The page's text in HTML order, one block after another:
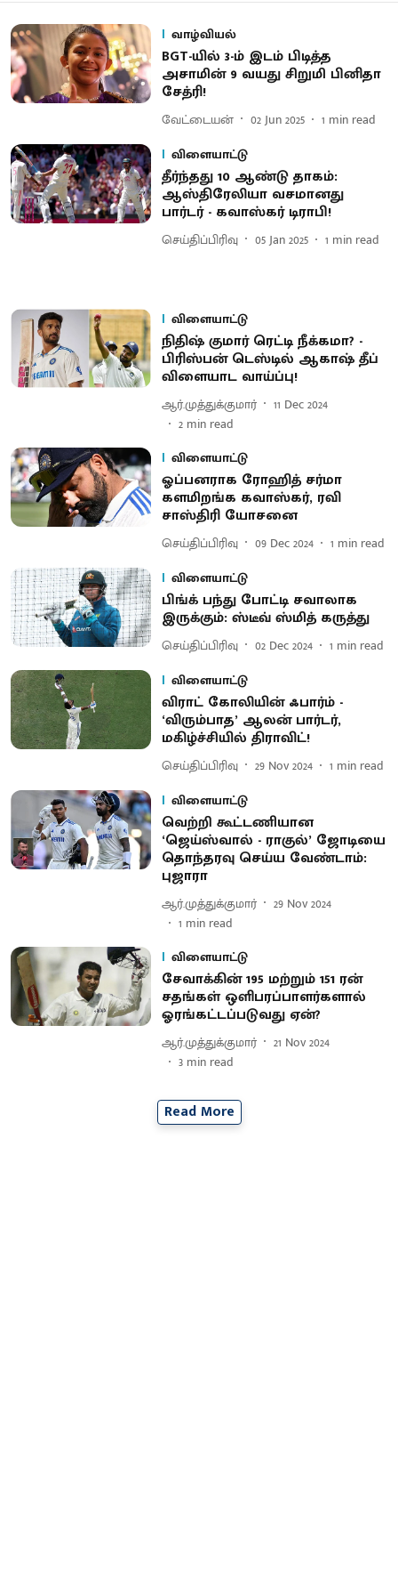
வாழ்வியல்
BGT-யில் 3-ம் இடம் பிடித்த
அசாமின் 9 வயது சிறுமி பினிதா
சேத்ரி!
வேட்டையன் 02 Jun 2025 1 min read
விளையாட்டு
தீர்ந்தது 10 ஆண்டு தாகம்:
ஆஸ்திரேலியா வசமானது
பார்டர் - கவாஸ்கர் டிராபி!
செய்திப்பிரிவு 05 Jan 2025 1 min read
விளையாட்டு
நிதிஷ் குமார் ரெட்டி நீக்கமா? -
பிரிஸ்பன் டெஸ்டில் ஆகாஷ் தீப்
விளையாட வாய்ப்பு!
ஆர்.முத்துக்குமார்
11 Dec 2024
2 min read
விளையாட்டு
ஓப்பனராக ரோஹித் சர்மா
களமிறங்க கவாஸ்கர், ரவி
சாஸ்திரி யோசனை
செய்திப்பிரிவு 09 Dec 2024 1 min read
விளையாட்டு
பிங்க் பந்து போட்டி சவாலாக
இருக்கும்: ஸ்டீவ் ஸ்மித் கருத்து
செய்திப்பிரிவு 02 Dec 2024 1 min read
விளையாட்டு
விராட் கோலியின் ஃபார்ம் -
‘விரும்பாத’ ஆலன் பார்டர்,
மகிழ்ச்சியில் திராவிட்!
செய்திப்பிரிவு 29 Nov 2024 1 min read
விளையாட்டு
வெற்றி கூட்டணியான
‘ஜெய்ஸ்வால் - ராகுல்’ ஜோடியை
தொந்தரவு செய்ய வேண்டாம்:
புஜாரா
ஆர்.முத்துக்குமார்
29 Nov 2024
1 min read
விளையாட்டு
சேவாக்கின் 195 மற்றும் 151 ரன்
சதங்கள் ஒளிபரப்பாளர்களால்
ஓரங்கட்டப்படுவது ஏன்?
ஆர்.முத்துக்குமார்
21 Nov 2024
3 min read
Read More